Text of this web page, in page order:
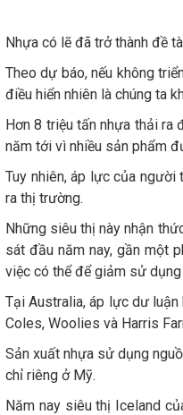
Nhựa có lẽ đã trở thành đề
Theo dự báo, nếu không
điều hiển nhiên là chúng ta
Hơn 8 triệu tấn nhựa thải ra
năm tới vì nhiều sản phẩm
Tuy nhiên, áp lực của người
ra thị trường.
Những siêu thị này nhận
sát đầu năm nay, gần một
việc có thể để giảm sử dụng
Tại Australia, áp lực dư
Coles, Woolies và Harris
Sản xuất nhựa sử dụng
chỉ riêng ở Mỹ.
Năm nay siêu thị Iceland